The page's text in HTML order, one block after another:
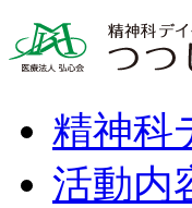
精神科
活動内